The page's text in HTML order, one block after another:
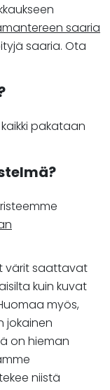
saaria
saaria. Ota
kaikki pakataan
värit saattavat
kuin kuvat
myös,
jokainen
on hieman
niistä